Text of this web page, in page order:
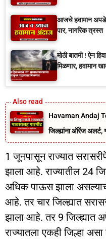
आजचे हवामान
पार, नागरिक त्रस्त
मोठी बातमी ! ऐन
मिळणार, हवामान
Havaman Andaj
जिल्ह्यांना ऑरेंज अलर्ट,
1 जूनपासून राज्यात
झाला आहे. राज्यातील 24
अधिक पाऊस झाला असल्याची
आहे. तर चार जिल्ह्यात
झाला आहे. तर 9 जिल्ह्यात
राज्यातला एकही जिल्हा